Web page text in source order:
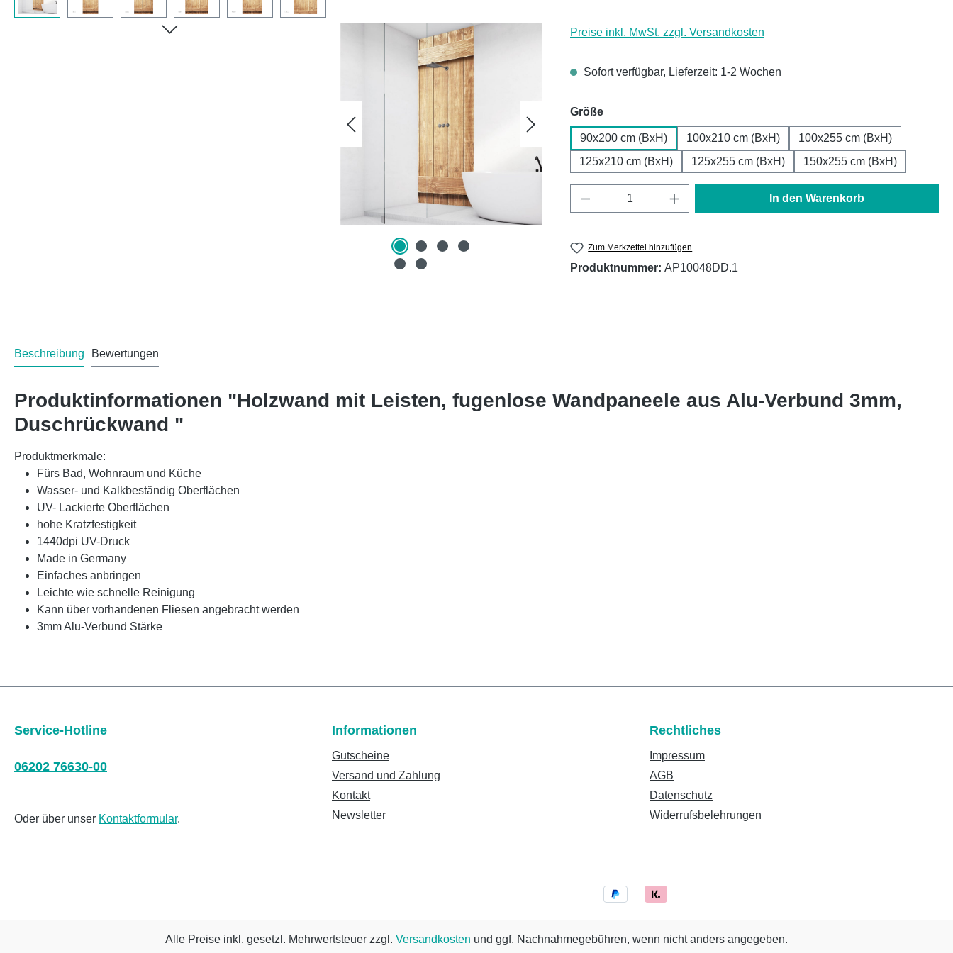
Preise inkl. MwSt. zzgl. Versandkosten
Sofort verfügbar, Lieferzeit: 1-2 Wochen
Größeauswählen
90x200 cm (BxH) 100x210 cm (BxH)
100x255 cm (BxH)
125x210 cm (BxH)
125x255 cm (BxH) 150x255 cm (BxH)
Produkt Anzahl: Gib den gewünschten Wert ein
In den Warenkorb
Zum Merkzettel hinzufügen
Produktnummer: AP10048DD.1
Beschreibung Bewertungen
Produktinformationen "Holzwand mit Leisten, fugenlose Wandpaneele aus Alu-Verbund 3mm,
Duschrückwand "
Produktmerkmale:
Fürs Bad, Wohnraum und Küche
Wasser- und Kalkbeständig Oberflächen
UV- Lackierte Oberflächen
hohe Kratzfestigkeit
1440dpi UV-Druck
Made in Germany
Einfaches anbringen
Leichte wie schnelle Reinigung
Kann über vorhandenen Fliesen angebracht werden
3mm Alu-Verbund Stärke
Service-Hotline
06202 76630-00
Oder über unser Kontaktformular.
Informationen
Gutscheine
Versand und Zahlung
Kontakt
Newsletter
Rechtliches
Impressum
AGB
Datenschutz
Widerrufsbelehrungen
Alle Preise inkl. gesetzl. Mehrwertsteuer zzgl. Versandkosten und ggf. Nachnahmegebühren, wenn nicht anders angegeben.